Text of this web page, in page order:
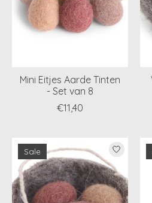
Mini Eitjes Aarde Tinten
- Set van 8
€11,40
Sale